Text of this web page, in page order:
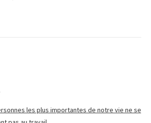
les plus importantes de notre vie ne se